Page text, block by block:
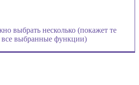
выбрать несколько (покажет те
выбранные функции)